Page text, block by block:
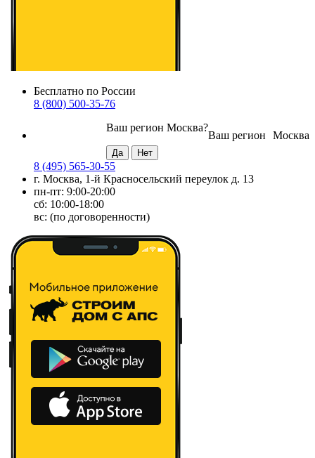
Бесплатно по России
8 (800) 500-35-76
Москва
Ваш регион
Ваш регион Москва?
8 (495) 565-30-55
г. Москва, 1-й Красносельский переулок д. 13
пн-пт: 9:00-20:00
сб: 10:00-18:00
вс: (по договоренности)